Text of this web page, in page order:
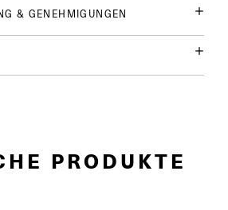
& GENEHMIGUNGEN
PRODUKTE